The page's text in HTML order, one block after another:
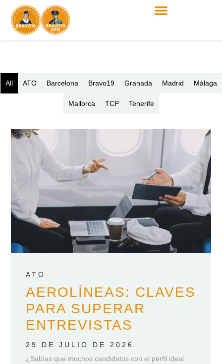
All ATO Barcelona Bravo19 Granada Madrid Málaga
Mallorca TCP Tenerife
ATO
AEROLÍNEAS: CLAVES
PARA SUPERAR
ENTREVISTAS
29 DE JULIO DE 2026
¿Sabías que muchos candidatos con el perfil ideal